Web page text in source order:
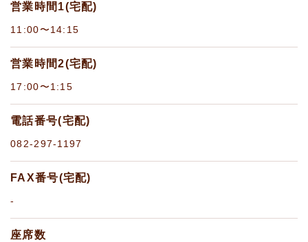
営業時間1(宅配)
11:00〜14:15
営業時間2(宅配)
17:00〜1:15
電話番号(宅配)
082-297-1197
FAX番号(宅配)
-
座席数